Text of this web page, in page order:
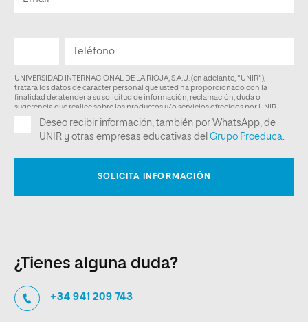
¿Tienes alguna duda?
+34 941 209 743